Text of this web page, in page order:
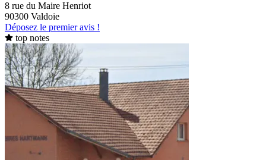
8 rue du Maire Henriot
90300 Valdoie
Déposez le premier avis !
top notes